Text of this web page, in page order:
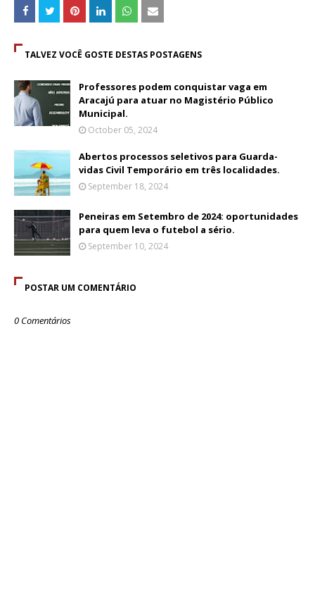
TALVEZ VOCÊ GOSTE DESTAS POSTAGENS
Professores podem conquistar vaga em
Aracajú para atuar no Magistério Público
Municipal.
October 05, 2024
Abertos processos seletivos para Guarda-
vidas Civil Temporário em três localidades.
September 18, 2024
Peneiras em Setembro de 2024: oportunidades
para quem leva o futebol a sério.
September 10, 2024
POSTAR UM COMENTÁRIO
0 Comentários